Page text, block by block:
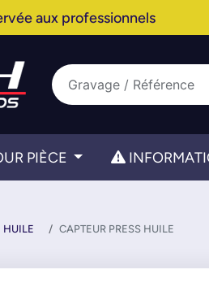
aux professionnels
PIÈCE
HUILE CAPTEUR PRESS HUILE